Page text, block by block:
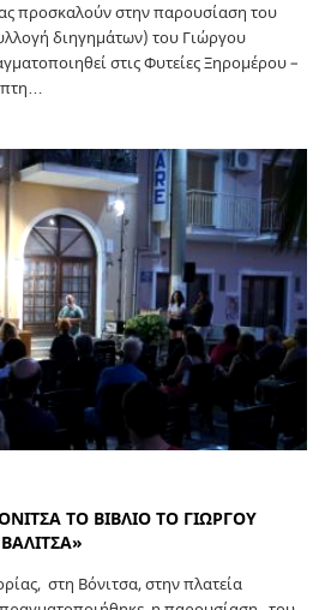
προσκαλούν στην παρουσίαση του
διηγημάτων) του Γιώργου
στις Φυτείες Ξηρομέρου –
ΤΟ ΒΙΒΛΙΟ ΤΟ ΓΙΩΡΓΟΥ
στη Βόνιτσα, στην πλατεία